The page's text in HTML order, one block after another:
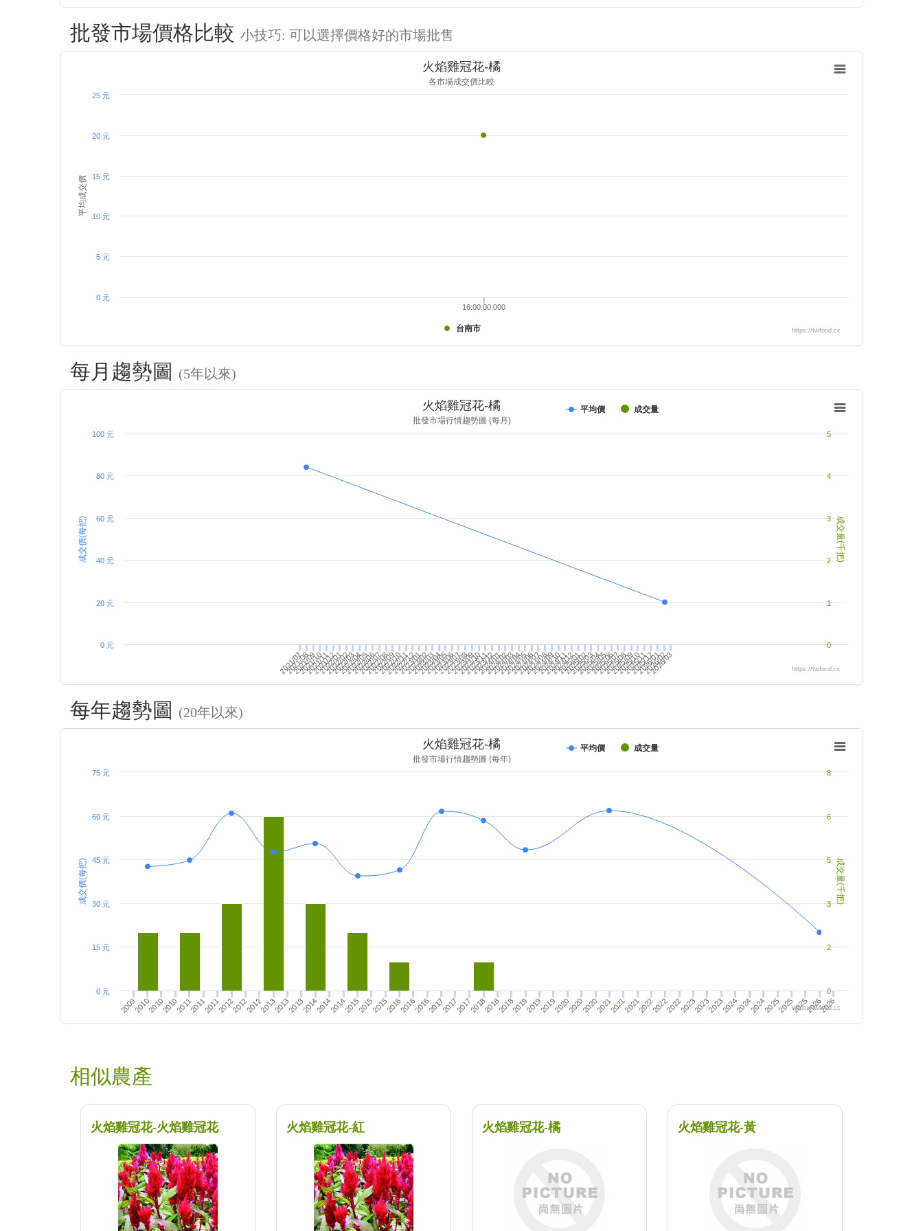
批發市場價格比較 小技巧: 可以選擇價格好的市場批售
平均成交價
火焰雞冠花-橘
各市場成交價比較
台南市
16:00:00.000
0 元
5 元
10 元
15 元
20 元
25 元
https://twfood.cc
每月趨勢圖 (5年以來)
成交價(每把) 成交量(千把)
火焰雞冠花-橘
批發市場行情趨勢圖 (每月)
平均價 成交量
2021/07
2021/08
2021/09
2021/10
2021/11
2021/12
2022/01
2022/02
2022/03
2022/04
2022/05
2022/06
2022/07
2022/08
2022/09
2022/10
2022/11
2022/12
2023/01
2023/02
2023/03
2023/04
2023/05
2023/06
2023/07
2023/08
2023/09
2023/10
2023/11
2023/12
2024/01
2024/02
2024/03
2024/04
2024/05
2024/06
2024/07
2024/08
2024/09
2024/10
2024/11
2024/12
2025/01
2025/02
2025/03
2025/04
2025/05
2025/06
2025/07
2025/08
2025/09
2025/10
2025/11
2025/12
2026/01
2026/02
2026/03
0 元
20 元
40 元
60 元
80 元
100 元
0
1
2
3
4
5
https://twfood.cc
每年趨勢圖 (20年以來)
成交價(每把) 成交量(千把)
火焰雞冠花-橘
批發市場行情趨勢圖 (每年)
平均價 成交量
200920102010201020112011201120122012201220132013201320142014201420152015201520162016201620172017201720182018201820192019201920202020202020212021202120222022202220232023202320242024202420252025202520262026
0 元
15 元
30 元
45 元
60 元
75 元
0
2
3
5
6
8
https://twfood.cc
相似農產
火焰雞冠花-火焰雞冠花 火焰雞冠花-紅 火焰雞冠花-橘 火焰雞冠花-黃